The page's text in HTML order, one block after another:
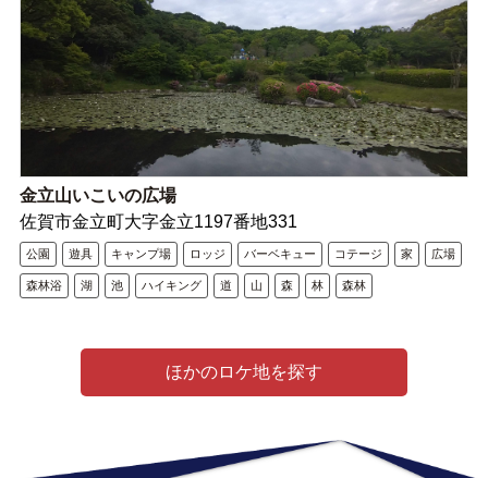
金立山いこいの広場
佐賀市金立町大字金立1197番地331
公園 遊具 キャンプ場 ロッジ バーベキュー コテージ 家 広場
森林浴 湖 池 ハイキング 道 山 森 林 森林
ほかのロケ地を探す